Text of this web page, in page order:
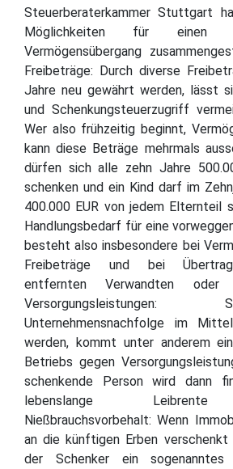
Steuerberaterkammer Stuttgart
Möglichkeiten für einen
Vermögensübergang
Freibeträge: Durch diverse
Jahre neu gewährt werden, lässt
und Schenkungsteuerzugriff
Wer also frühzeitig beginnt,
kann diese Beträge mehrmals
dürfen sich alle zehn Jahre
schenken und ein Kind darf im
400.000 EUR von jedem Elternteil
Handlungsbedarf für eine
besteht also insbesondere bei
Freibeträge und bei
entfernten Verwandten oder
Unternehmensnachfolge im
werden, kommt unter anderem
Betriebs gegen
schenkende Person wird dann
lebenslange Leibrente
Nießbrauchsvorbehalt: Wenn
an die künftigen Erben verschenkt
der Schenker ein sogenanntes